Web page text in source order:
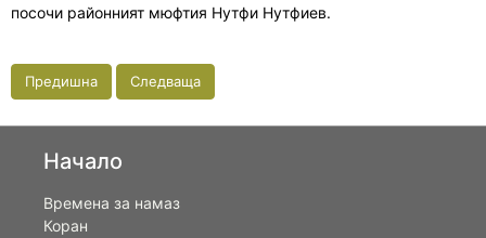
посочи районният мюфтия Нутфи Нутфиев.
Предишна Следваща
Начало
Времена за намаз
Коран